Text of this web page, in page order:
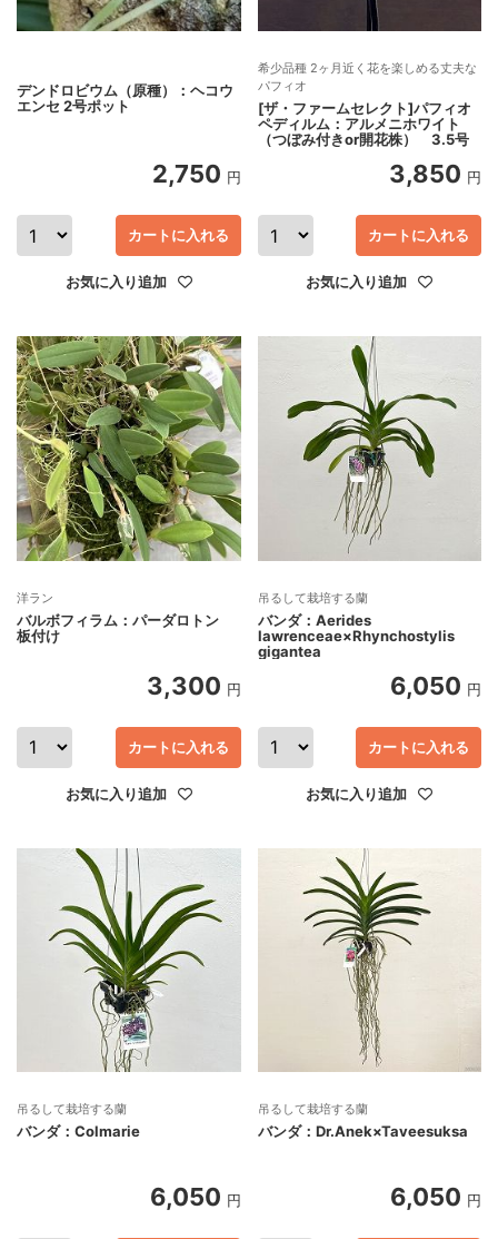
デンドロビウム（原種）：ヘコウ
エンセ 2号ポット
2,750 円
カートに入れる
お気に入り追加
希少品種 2ヶ月近く花を楽しめる丈夫な
パフィオ
[ザ・ファームセレクト]パフィオ
ペディルム：アルメニホワイト
（つぼみ付きor開花株） 3.5号
3,850 円
カートに入れる
お気に入り追加
洋ラン
バルボフィラム：パーダロトン
板付け
3,300 円
カートに入れる
お気に入り追加
吊るして栽培する蘭
バンダ：Aerides
lawrenceae×Rhynchostylis
gigantea
6,050 円
カートに入れる
お気に入り追加
吊るして栽培する蘭
バンダ：Colmarie
6,050 円
吊るして栽培する蘭
バンダ：Dr.Anek×Taveesuksa
6,050 円